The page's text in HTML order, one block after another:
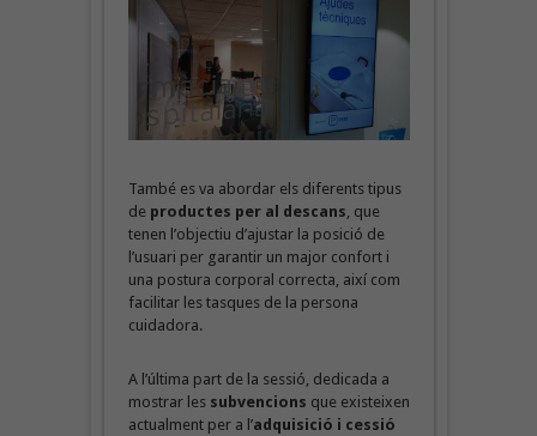
També es va abordar els diferents tipus
de productes per al descans, que
tenen l’objectiu d’ajustar la posició de
l’usuari per garantir un major confort i
una postura corporal correcta, així com
facilitar les tasques de la persona
cuidadora.
A l’última part de la sessió, dedicada a
mostrar les subvencions que existeixen
actualment per a l’adquisició i cessió